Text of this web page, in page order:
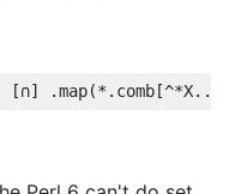
[∩] .map(*. comb [^*X..